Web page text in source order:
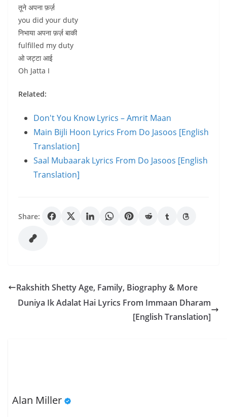
तूने अपना फ़र्ज़
you did your duty
निभाया अपना फ़र्ज़ बाकी
fulfilled my duty
ओ जट्टा आई
Oh Jatta I
Related:
Don't You Know Lyrics – Amrit Maan
Main Bijli Hoon Lyrics From Do Jasoos [English
Translation]
Saal Mubaarak Lyrics From Do Jasoos [English
Translation]
Share:
Rakshith Shetty Age, Family, Biography & More
Duniya Ik Adalat Hai Lyrics From Immaan Dharam
[English Translation]
Alan Miller